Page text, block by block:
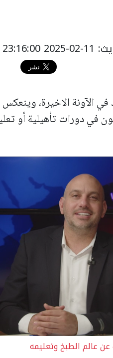
الآونة الاخيرة،
في دورات تأهيلية أو
عالم الطبخ وتعليمه